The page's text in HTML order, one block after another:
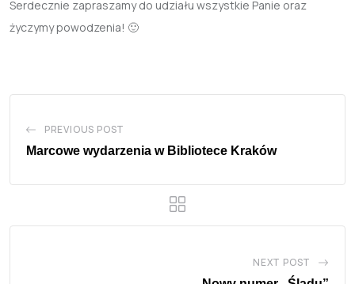
Serdecznie zapraszamy do udziału wszystkie Panie oraz
życzymy powodzenia! 🙂
PREVIOUS POST
Marcowe wydarzenia w Bibliotece Kraków
NEXT POST